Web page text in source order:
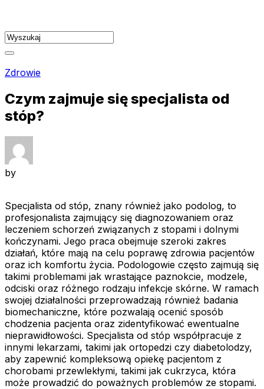
content
Zdrowie
Czym zajmuje się specjalista od
stóp?
by
Specjalista od stóp, znany również jako podolog, to
profesjonalista zajmujący się diagnozowaniem oraz
leczeniem schorzeń związanych z stopami i dolnymi
kończynami. Jego praca obejmuje szeroki zakres
działań, które mają na celu poprawę zdrowia pacjentów
oraz ich komfortu życia. Podologowie często zajmują się
takimi problemami jak wrastające paznokcie, modzele,
odciski oraz różnego rodzaju infekcje skórne. W ramach
swojej działalności przeprowadzają również badania
biomechaniczne, które pozwalają ocenić sposób
chodzenia pacjenta oraz zidentyfikować ewentualne
nieprawidłowości. Specjalista od stóp współpracuje z
innymi lekarzami, takimi jak ortopedzi czy diabetolodzy,
aby zapewnić kompleksową opiekę pacjentom z
chorobami przewlekłymi, takimi jak cukrzyca, która
może prowadzić do poważnych problemów ze stopami.